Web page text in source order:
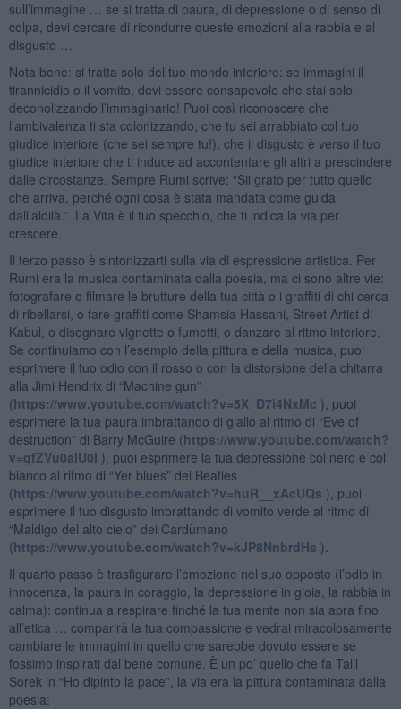
sull’immagine … se si tratta di paura, di depressione o di senso di
colpa, devi cercare di ricondurre queste emozioni alla rabbia e al
disgusto …
Nota bene: si tratta solo del tuo mondo interiore: se immagini il
tirannicidio o il vomito, devi essere consapevole che stai solo
deconolizzando l’immaginario! Puoi così riconoscere che
l’ambivalenza ti sta colonizzando, che tu sei arrabbiato col tuo
giudice interiore (che sei sempre tu!), che il disgusto è verso il tuo
giudice interiore che ti induce ad accontentare gli altri a prescindere
dalle circostanze. Sempre Rumi scrive: “Sii grato per tutto quello
che arriva, perché ogni cosa è stata mandata come guida
dall’aldilà.”. La Vita è il tuo specchio, che ti indica la via per
crescere.
Il terzo passo è sintonizzarti sulla via di espressione artistica. Per
Rumi era la musica contaminata dalla poesia, ma ci sono altre vie:
fotografare o filmare le brutture della tua città o i graffiti di chi cerca
di ribellarsi, o fare graffiti come Shamsia Hassani, Street Artist di
Kabul, o disegnare vignette o fumetti, o danzare al ritmo interiore.
Se continuiamo con l’esempio della pittura e della musica, puoi
esprimere il tuo odio con il rosso o con la distorsione della chitarra
alla Jimi Hendrix di “Machine gun”
(https://www.youtube.com/watch?v=5X_D7i4NxMc ), puoi
esprimere la tua paura imbrattando di giallo al ritmo di “Eve of
destruction” di Barry McGuire (https://www.youtube.com/watch?
v=qfZVu0alU0I ), puoi esprimere la tua depressione col nero e col
bianco al ritmo di “Yer blues” dei Beatles
(https://www.youtube.com/watch?v=huR__xAcUQs ), puoi
esprimere il tuo disgusto imbrattando di vomito verde al ritmo di
“Maldigo del alto cielo” dei Cardùmano
(https://www.youtube.com/watch?v=kJP8NnbrdHs ).
Il quarto passo è trasfigurare l’emozione nel suo opposto (l’odio in
innocenza, la paura in coraggio, la depressione in gioia, la rabbia in
calma): continua a respirare finché la tua mente non sia apra fino
all’etica … comparirà la tua compassione e vedrai miracolosamente
cambiare le immagini in quello che sarebbe dovuto essere se
fossimo inspirati dal bene comune. È un po’ quello che fa Talil
Sorek in “Ho dipinto la pace”, la via era la pittura contaminata dalla
poesia: